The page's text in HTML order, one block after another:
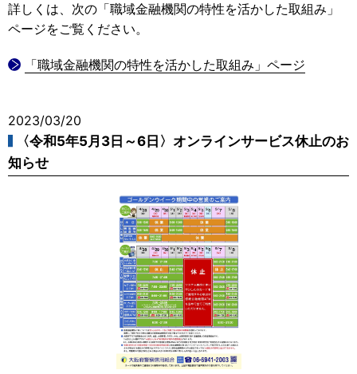
詳しくは、次の「職域金融機関の特性を活かした取組み」
ページをご覧ください。
「職域金融機関の特性を活かした取組み」ページ
2023/03/20
〈令和5年5月3日～6日〉オンラインサービス休止のお
知らせ